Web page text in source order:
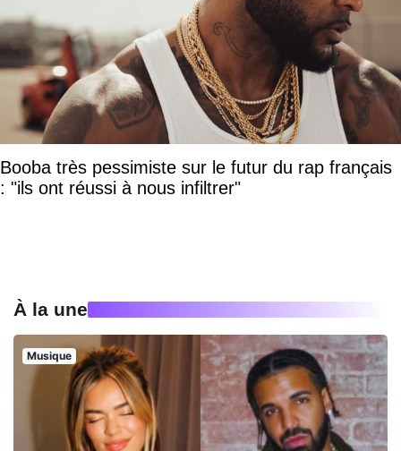
Booba très pessimiste sur le futur du rap français
: "ils ont réussi à nous infiltrer"
À la une
Musique